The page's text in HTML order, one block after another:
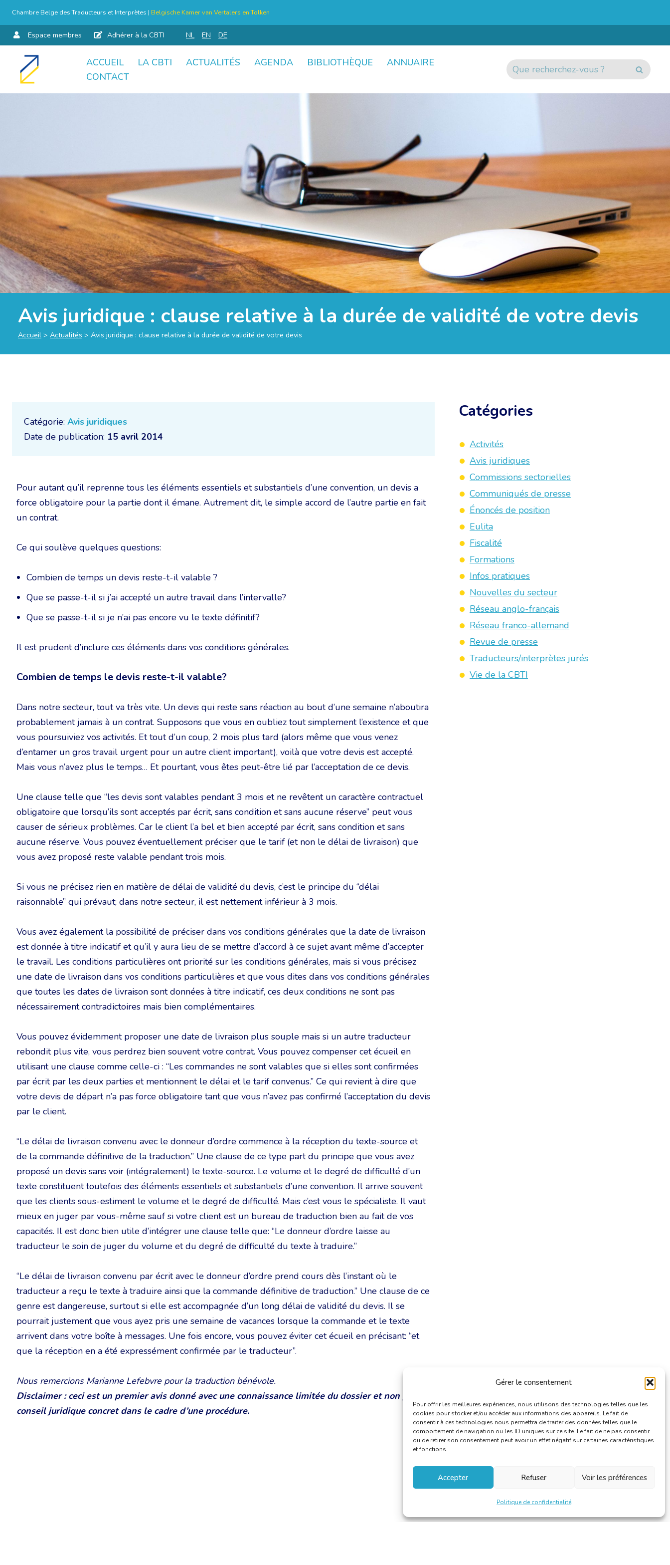
Gérer le consentement
Pour offrir les meilleures expériences, nous utilisons des technologies telles que les
cookies pour stocker et/ou accéder aux informations des appareils. Le fait de
consentir à ces technologies nous permettra de traiter des données telles que le
comportement de navigation ou les ID uniques sur ce site. Le fait de ne pas consentir
ou de retirer son consentement peut avoir un effet négatif sur certaines caractéristiques
et fonctions.
Accepter Refuser Voir les préférences
Politique de confidentialité
Chambre Belge des Traducteurs et Interprètes | Belgische Kamer van Vertalers en Tolken
Espace membres Adhérer à la CBTI NL EN DE
Aller
ACCUEIL LA CBTI ACTUALITÉS AGENDA BIBLIOTHÈQUE
ANNUAIRE
CONTACT
Avis juridique : clause relative à la durée de validité de votre devis
Accueil > Actualités > Avis juridique : clause relative à la durée de validité de votre devis
Catégorie: Avis juridiques
Date de publication: 15 avril 2014
Pour autant qu’il reprenne tous les éléments essentiels et substantiels d’une convention, un devis a
force obligatoire pour la partie dont il émane. Autrement dit, le simple accord de l’autre partie en fait
un contrat.
Ce qui soulève quelques questions:
Combien de temps un devis reste-t-il valable ?
Que se passe-t-il si j’ai accepté un autre travail dans l’intervalle?
Que se passe-t-il si je n’ai pas encore vu le texte définitif?
Il est prudent d’inclure ces éléments dans vos conditions générales.
Combien de temps le devis reste-t-il valable?
Dans notre secteur, tout va très vite. Un devis qui reste sans réaction au bout d’une semaine n’aboutira
probablement jamais à un contrat. Supposons que vous en oubliez tout simplement l’existence et que
vous poursuiviez vos activités. Et tout d’un coup, 2 mois plus tard (alors même que vous venez
d’entamer un gros travail urgent pour un autre client important), voilà que votre devis est accepté.
Mais vous n’avez plus le temps… Et pourtant, vous êtes peut-être lié par l’acceptation de ce devis.
Une clause telle que “les devis sont valables pendant 3 mois et ne revêtent un caractère contractuel
obligatoire que lorsqu’ils sont acceptés par écrit, sans condition et sans aucune réserve” peut vous
causer de sérieux problèmes. Car le client l’a bel et bien accepté par écrit, sans condition et sans
aucune réserve. Vous pouvez éventuellement préciser que le tarif (et non le délai de livraison) que
vous avez proposé reste valable pendant trois mois.
Si vous ne précisez rien en matière de délai de validité du devis, c’est le principe du “délai
raisonnable” qui prévaut; dans notre secteur, il est nettement inférieur à 3 mois.
Vous avez également la possibilité de préciser dans vos conditions générales que la date de livraison
est donnée à titre indicatif et qu’il y aura lieu de se mettre d’accord à ce sujet avant même d’accepter
le travail. Les conditions particulières ont priorité sur les conditions générales, mais si vous précisez
une date de livraison dans vos conditions particulières et que vous dites dans vos conditions générales
que toutes les dates de livraison sont données à titre indicatif, ces deux conditions ne sont pas
nécessairement contradictoires mais bien complémentaires.
Vous pouvez évidemment proposer une date de livraison plus souple mais si un autre traducteur
rebondit plus vite, vous perdrez bien souvent votre contrat. Vous pouvez compenser cet écueil en
utilisant une clause comme celle-ci : “Les commandes ne sont valables que si elles sont confirmées
par écrit par les deux parties et mentionnent le délai et le tarif convenus.” Ce qui revient à dire que
votre devis de départ n’a pas force obligatoire tant que vous n’avez pas confirmé l’acceptation du devis
par le client.
“Le délai de livraison convenu avec le donneur d’ordre commence à la réception du texte-source et
de la commande définitive de la traduction.” Une clause de ce type part du principe que vous avez
proposé un devis sans voir (intégralement) le texte-source. Le volume et le degré de difficulté d’un
texte constituent toutefois des éléments essentiels et substantiels d’une convention. Il arrive souvent
que les clients sous-estiment le volume et le degré de difficulté. Mais c’est vous le spécialiste. Il vaut
mieux en juger par vous-même sauf si votre client est un bureau de traduction bien au fait de vos
capacités. Il est donc bien utile d’intégrer une clause telle que: “Le donneur d’ordre laisse au
traducteur le soin de juger du volume et du degré de difficulté du texte à traduire.”
“Le délai de livraison convenu par écrit avec le donneur d’ordre prend cours dès l’instant où le
traducteur a reçu le texte à traduire ainsi que la commande définitive de traduction.” Une clause de ce
genre est dangereuse, surtout si elle est accompagnée d’un long délai de validité du devis. Il se
pourrait justement que vous ayez pris une semaine de vacances lorsque la commande et le texte
arrivent dans votre boîte à messages. Une fois encore, vous pouvez éviter cet écueil en précisant: “et
que la réception en a été expressément confirmée par le traducteur”.
Nous remercions Marianne Lefebvre pour la traduction bénévole.
Disclaimer : ceci est un premier avis donné avec une connaissance limitée du dossier et non pas un
conseil juridique concret dans le cadre d’une procédure.
Catégories
Activités
Avis juridiques
Commissions sectorielles
Communiqués de presse
Énoncés de position
Eulita
Fiscalité
Formations
Infos pratiques
Nouvelles du secteur
Réseau anglo-français
Réseau franco-allemand
Revue de presse
Traducteurs/interprètes jurés
Vie de la CBTI